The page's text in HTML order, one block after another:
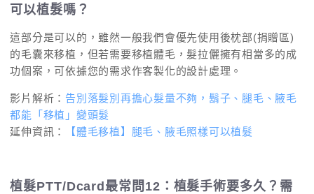
可以植髮嗎？
這部分是可以的，雖然一般我們會優先使用後枕部(捐贈區)
的毛囊來移植，但若需要移植體毛，髮拉儷擁有相當多的成
功個案，可依據您的需求作客製化的設計處理。
影片解析： 告別落髮別再擔心髮量不夠，鬍子、腿毛、腋毛
都能「移植」變頭髮
延伸資訊：
【體毛移植】腿毛、腋毛照樣可以植髮
植髮PTT/Dcard最常問12：植髮手術要多久？需